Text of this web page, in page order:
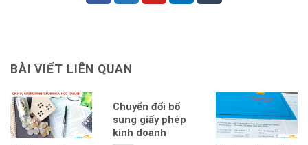
BÀI VIẾT LIÊN QUAN
Chuyển đổi bổ
sung giấy phép
kinh doanh